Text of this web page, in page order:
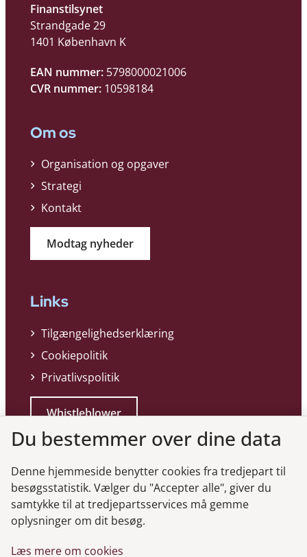
Finanstilsynet
Strandgade 29
1401 København K
EAN nummer: 5798000021006
CVR nummer: 10598184
Om os
Organisation og opgaver
Strategi
Kontakt
Modtag nyheder
Links
Tilgængelighedserklæring
Cookiepolitik
Privatlivspolitik
Whistleblower
Genveje
Gå til virksomhedsregisteret
Du bestemmer over dine data
Denne hjemmeside benytter cookies fra tredjepart til
besøgsstatistik. Vælger du "Accepter alle", giver du
samtykke til at tredjepartsservices må gemme
oplysninger om dit besøg.
Læs mere om cookies